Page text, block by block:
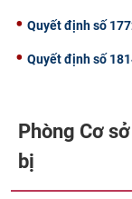
Quyết định số
Quyết định số
Phòng Cơ
bị